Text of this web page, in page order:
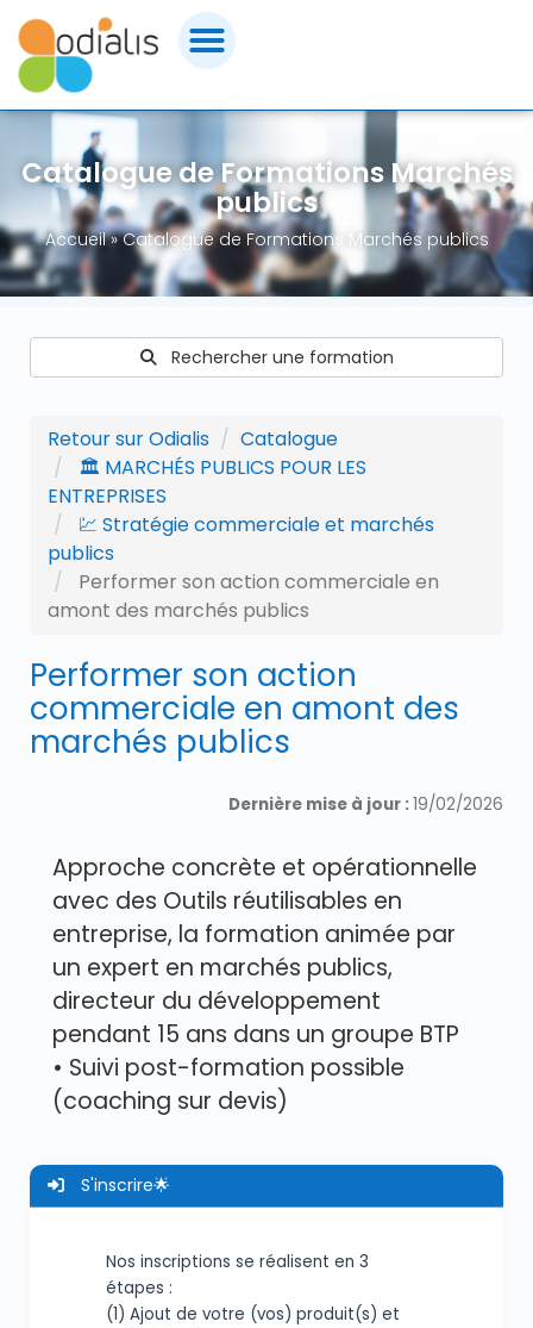
FORMATIONS MARCHÉS PUBLICS
CERTIFICATIONS
CONSEILS & ACCOMPAGNEMENT
ACHETEURS PUBLICS
QUI SOMMES-NOUS ?
CONTACT ODIALIS
Catalogue de Formations Marchés
publics
Accueil»Catalogue de Formations Marchés publics
Rechercher une formation
Retour sur Odialis
Catalogue
🏛️ MARCHÉS PUBLICS POUR LES
ENTREPRISES
💹 Stratégie commerciale et marchés
publics
Performer son action commerciale en
amont des marchés publics
Performer son action
commerciale en amont des
marchés publics
Dernière mise à jour :19/02/2026
Approche concrète et opérationnelle
avec des Outils réutilisables en
entreprise, la formation animée par
un expert en marchés publics,
directeur du développement
pendant 15 ans dans un groupe BTP
• Suivi post-formation possible
(coaching sur devis)
S'inscrire🌟
Nos inscriptions se réalisent en 3
étapes :
(1) Ajout de votre (vos) produit(s) et
Panneau de gestion des cookies